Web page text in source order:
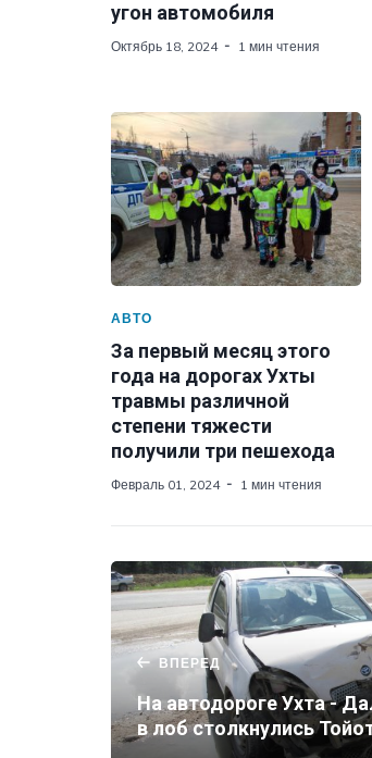
угон автомобиля
Октябрь 18, 2024 1 мин чтения
АВТО
За первый месяц этого
года на дорогах Ухты
травмы различной
степени тяжести
получили три пешехода
Февраль 01, 2024 1 мин чтения
ВПЕРЕД
На автодороге Ухта -
в лоб столкнулись